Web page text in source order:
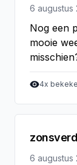
6 augustus
Nog een
mooie
4x
6 augustus